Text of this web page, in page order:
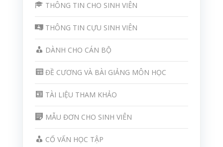
THÔNG TIN CHO SINH VIÊN
THÔNG TIN CỰU SINH VIÊN
DÀNH CHO CÁN BỘ
ĐỀ CƯƠNG VÀ BÀI GIẢNG MÔN HỌC
TÀI LIỆU THAM KHẢO
MẪU ĐƠN CHO SINH VIÊN
CỐ VẤN HỌC TẬP